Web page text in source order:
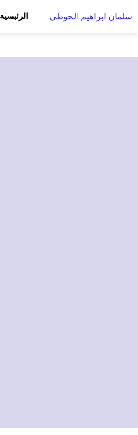
إلىسلمان ابراهيم الحوطي الرئيسية